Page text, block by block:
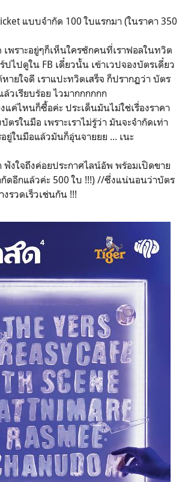
แบบจำกัด 100 ใบแรกมา (ในราคา 350
พราะอยู่ๆก็เห็นใครซักคนที่เราฟอลในทวิต
ปไปดูใน FB เดี๋ยวนั้น เข้าเวปจองบัตรเดี๋ยว
ายใจดี เราแปะทวิตเสร็จ ก็ปรากฏว่า บัตร
วเรียบร้อย ไวมากกกกกก
ค่ไหนก็ซื้อค่ะ ประเด็นมันไม่ใช่เรื่องราคา
ตรในมือ เพราะเราไม่รู้ว่า มันจะจำกัดเท่า
ในมือแล้วมันก็อุ่นจายยย ... เนะ
ฟังใจถึงค่อยประกาศไลน์อัพ พร้อมเปิดขาย
ดอีกแล้วค่ะ 500 ใบ !!!) //ซึ่งแน่นอนว่าบัตร
รวดเร็วเช่นกัน !!!